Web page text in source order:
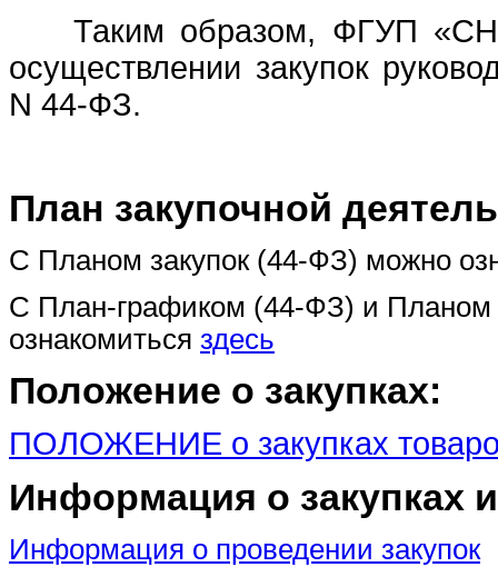
Таким образом, ФГУП
осуществлении закупок
N 44-ФЗ.
План закупочной
С Планом закупок (44-ФЗ) можно
С План-графиком (44-ФЗ) и Планом
ознакомиться здесь
Положение о закупках:
ПОЛОЖЕНИЕ о закупках
Информация о закупках
Информация о проведении закупок